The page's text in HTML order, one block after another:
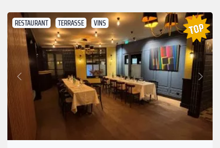
RESTAURANT TERRASSE VINS
Précédent
Suivant